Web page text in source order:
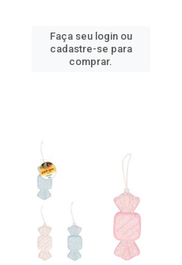
Faça seu login ou
cadastre-se para
comprar.